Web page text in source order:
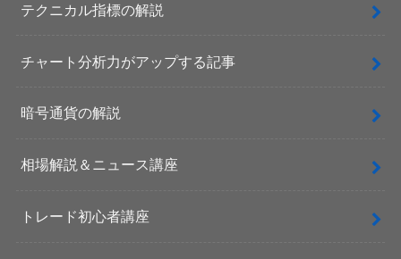
テクニカル指標の解説
チャート分析力がアップする記事
暗号通貨の解説
相場解説＆ニュース講座
トレード初心者講座